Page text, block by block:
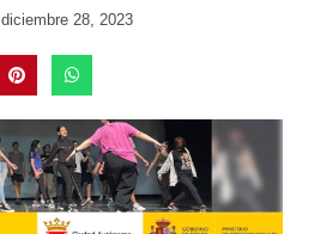
diciembre 28, 2023